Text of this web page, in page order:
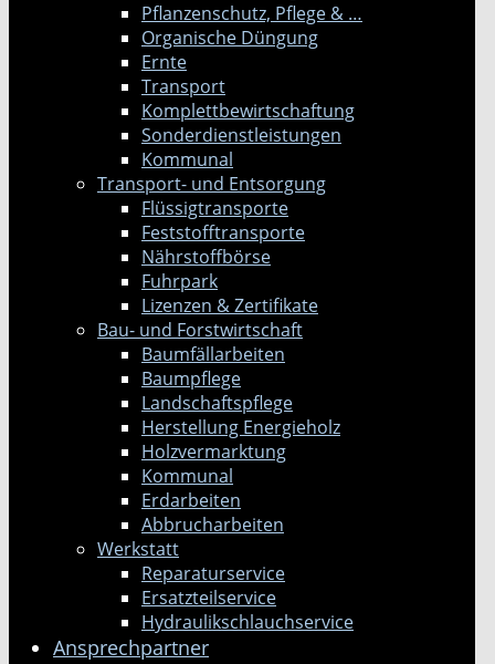
Pflanzenschutz, Pflege & …
Organische Düngung
Ernte
Transport
Komplettbewirtschaftung
Sonderdienstleistungen
Kommunal
Transport- und Entsorgung
Flüssigtransporte
Feststofftransporte
Nährstoffbörse
Fuhrpark
Lizenzen & Zertifikate
Bau- und Forstwirtschaft
Baumfällarbeiten
Baumpflege
Landschaftspflege
Herstellung Energieholz
Holzvermarktung
Kommunal
Erdarbeiten
Abbrucharbeiten
Werkstatt
Reparaturservice
Ersatzteilservice
Hydraulikschlauchservice
Ansprechpartner